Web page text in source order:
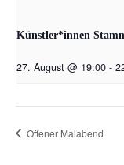
Künstler*innen
27. August @ 19:00 -
Offener Malabend